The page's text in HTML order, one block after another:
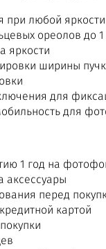
при любой яркости
ореолов до 1
яркости
ширины
для
для
1 год на
аксессуары
перед
картой